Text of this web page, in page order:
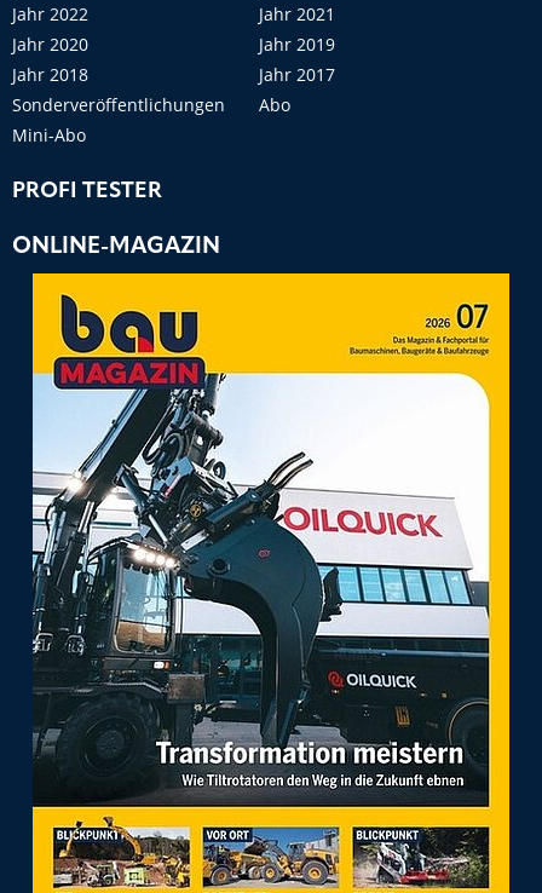
Jahr 2022
Jahr 2021
Jahr 2020
Jahr 2019
Jahr 2018
Jahr 2017
Sonderveröffentlichungen
Abo
Mini-Abo
PROFI TESTER
ONLINE-MAGAZIN